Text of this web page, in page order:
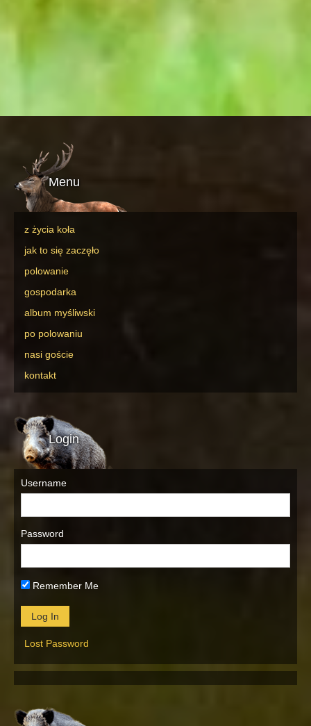
Menu
z życia koła
jak to się zaczęło
polowanie
gospodarka
album myśliwski
po polowaniu
nasi goście
kontakt
Login
Username
Password
Remember Me
Lost Password